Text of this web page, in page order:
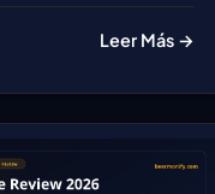
Leer Más →